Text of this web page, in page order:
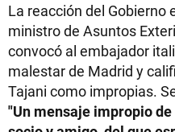
La reacción del Gobierno
ministro de Asuntos
convocó al embajador
malestar de Madrid y
Tajani como impropias.
"Un mensaje impropio